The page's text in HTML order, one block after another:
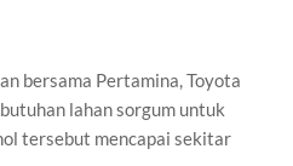
bersama Pertamina, Toyota
lahan sorgum untuk
tersebut mencapai sekitar